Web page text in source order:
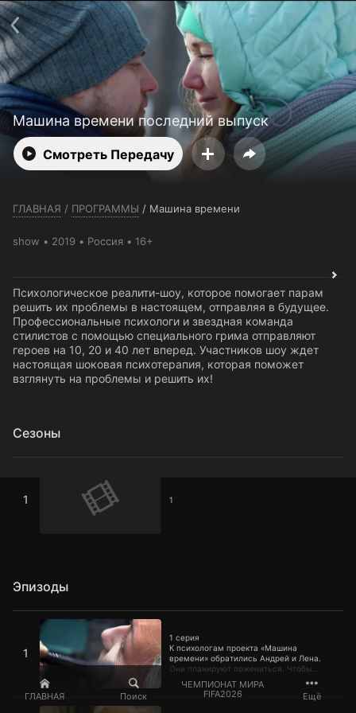
ГЛАВНАЯ Поиск
ЧЕМПИОНАТ МИРА
FIFA2026
Ещё
Машина времени последний выпуск
Смотреть Передачу
ГЛАВНАЯ / ПРОГРАММЫ / Машина времени
show 2019 Россия 16+
Психологическое реалити-шоу, которое помогает парам
решить их проблемы в настоящем, отправляя в будущее.
Профессиональные психологи и звездная команда
стилистов с помощью специального грима отправляют
героев на 10, 20 и 40 лет вперед. Участников шоу ждет
настоящая шоковая психотерапия, которая поможет
взглянуть на проблемы и решить их!
Сезоны
1 1
Эпизоды
1
1 серия
К психологам проекта «Машина
времени» обратились Андрей и Лена.
Они планируют пожениться. Чтобы
понять, насколько верен их выбор, пара
отправится в путешествие во времени.
Что им предстоит пережить? И какие
1 серия
2 серия
Телефон поддержки:+7 (727) 323 10 92
Пользовательское соглашение
Политика конфиденциальности
Открыть приложение
Ввести промокод